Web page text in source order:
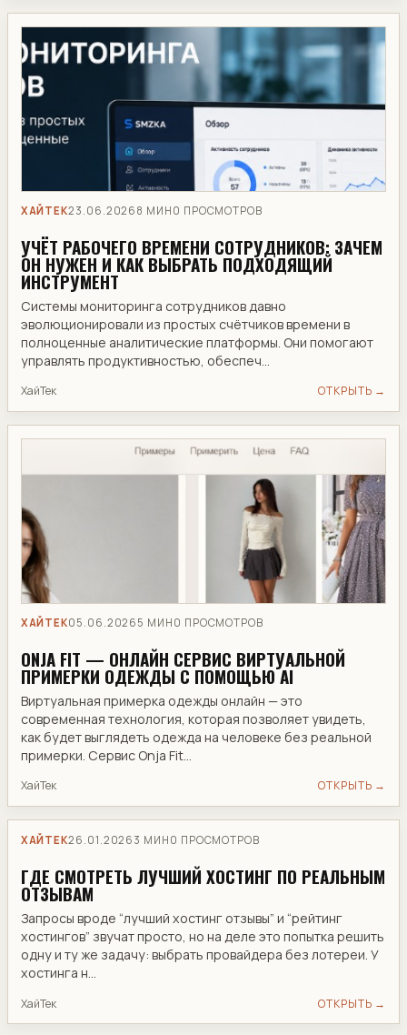
ХАЙТЕК23.06.2026 8 МИН 0 ПРОСМОТРОВ
УЧЁТ РАБОЧЕГО ВРЕМЕНИ СОТРУДНИКОВ: ЗАЧЕМ
ОН НУЖЕН И КАК ВЫБРАТЬ ПОДХОДЯЩИЙ
ИНСТРУМЕНТ
Системы мониторинга сотрудников давно
эволюционировали из простых счётчиков времени в
полноценные аналитические платформы. Они помогают
управлять продуктивностью, обеспеч...
ХайТек ОТКРЫТЬ →
ХАЙТЕК05.06.2026 5 МИН 0 ПРОСМОТРОВ
ONJA FIT — ОНЛАЙН СЕРВИС ВИРТУАЛЬНОЙ
ПРИМЕРКИ ОДЕЖДЫ С ПОМОЩЬЮ AI
Виртуальная примерка одежды онлайн — это
современная технология, которая позволяет увидеть,
как будет выглядеть одежда на человеке без реальной
примерки. Сервис Onja Fit...
ХайТек ОТКРЫТЬ →
ХАЙТЕК26.01.2026 3 МИН 0 ПРОСМОТРОВ
ГДЕ СМОТРЕТЬ ЛУЧШИЙ ХОСТИНГ ПО РЕАЛЬНЫМ
ОТЗЫВАМ
Запросы вроде “лучший хостинг отзывы” и “рейтинг
хостингов” звучат просто, но на деле это попытка решить
одну и ту же задачу: выбрать провайдера без лотереи. У
хостинга н...
ХайТек ОТКРЫТЬ →